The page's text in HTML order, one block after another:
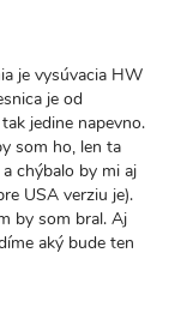
je vysúvacia HW
je od
jedine napevno.
som ho, len ta
chýbalo by mi aj
USA verziu je).
by som bral. Aj
aký bude ten